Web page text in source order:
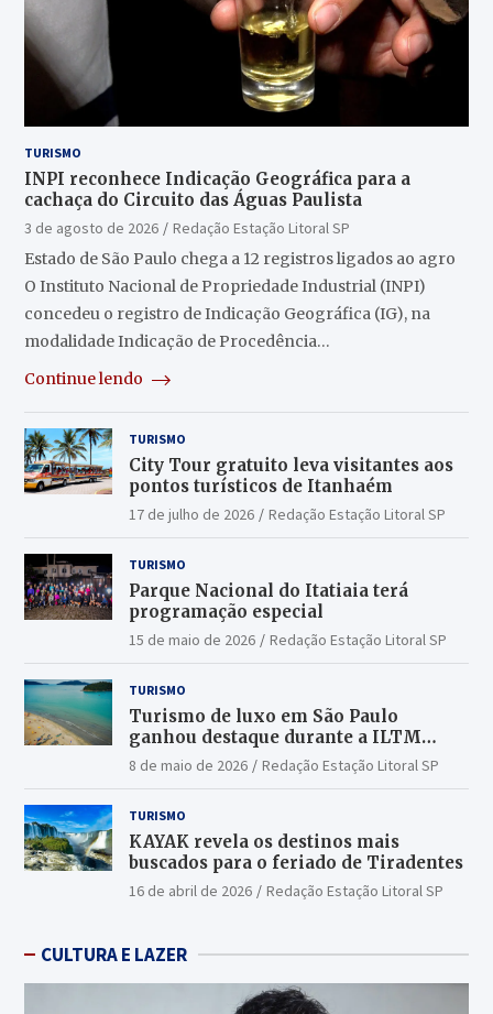
TURISMO
INPI reconhece Indicação Geográfica para a
cachaça do Circuito das Águas Paulista
3 de agosto de 2026
Redação Estação Litoral SP
Estado de São Paulo chega a 12 registros ligados ao agro
O Instituto Nacional de Propriedade Industrial (INPI)
concedeu o registro de Indicação Geográfica (IG), na
modalidade Indicação de Procedência…
Continue lendo
TURISMO
City Tour gratuito leva visitantes aos
pontos turísticos de Itanhaém
17 de julho de 2026 Redação Estação Litoral SP
TURISMO
Parque Nacional do Itatiaia terá
programação especial
15 de maio de 2026 Redação Estação Litoral SP
TURISMO
Turismo de luxo em São Paulo
ganhou destaque durante a ILTM
Latin America 2026
8 de maio de 2026 Redação Estação Litoral SP
TURISMO
KAYAK revela os destinos mais
buscados para o feriado de Tiradentes
16 de abril de 2026 Redação Estação Litoral SP
CULTURA E LAZER